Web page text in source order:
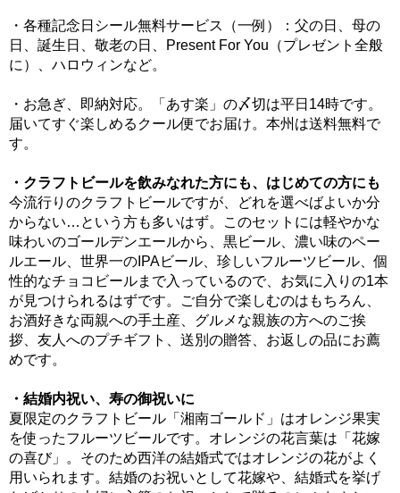
・各種記念日シール無料サービス（一例）：父の日、母の
日、誕生日、敬老の日、Present For You（プレゼント全般
に）、ハロウィンなど。
・お急ぎ、即納対応。「あす楽」の〆切は平日14時です。
届いてすぐ楽しめるクール便でお届け。本州は送料無料で
す。
・クラフトビールを飲みなれた方にも、はじめての方にも
今流行りのクラフトビールですが、どれを選べばよいか分
からない…という方も多いはず。このセットには軽やかな
味わいのゴールデンエールから、黒ビール、濃い味のペー
ルエール、世界一のIPAビール、珍しいフルーツビール、個
性的なチョコビールまで入っているので、お気に入りの1本
が見つけられるはずです。ご自分で楽しむのはもちろん、
お酒好きな両親への手土産、グルメな親族の方へのご挨
拶、友人へのプチギフト、送別の贈答、お返しの品にお薦
めです。
・結婚内祝い、寿の御祝いに
夏限定のクラフトビール「湘南ゴールド」はオレンジ果実
を使ったフルーツビールです。オレンジの花言葉は「花嫁
の喜び」。そのため西洋の結婚式ではオレンジの花がよく
用いられます。結婚のお祝いとして花嫁や、結婚式を挙げ